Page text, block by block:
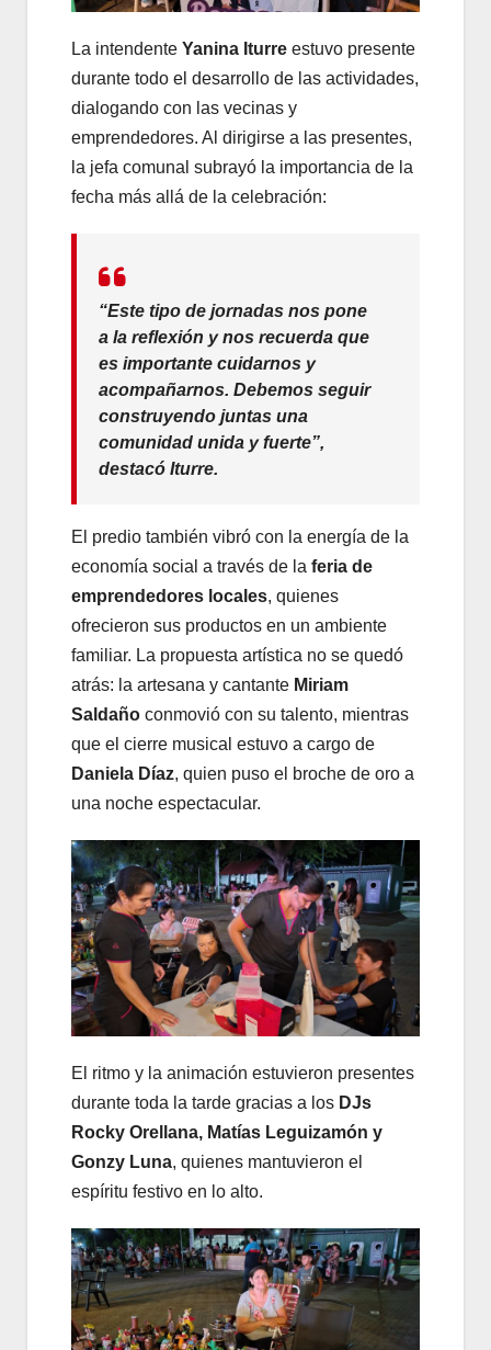
La intendente Yanina Iturre estuvo presente
durante todo el desarrollo de las actividades,
dialogando con las vecinas y
emprendedores. Al dirigirse a las presentes,
la jefa comunal subrayó la importancia de la
fecha más allá de la celebración:
“Este tipo de jornadas nos pone
a la reflexión y nos recuerda que
es importante cuidarnos y
acompañarnos. Debemos seguir
construyendo juntas una
comunidad unida y fuerte”,
destacó Iturre.
El predio también vibró con la energía de la
economía social a través de la feria de
emprendedores locales, quienes
ofrecieron sus productos en un ambiente
familiar. La propuesta artística no se quedó
atrás: la artesana y cantante Miriam
Saldaño conmovió con su talento, mientras
que el cierre musical estuvo a cargo de
Daniela Díaz, quien puso el broche de oro a
una noche espectacular.
El ritmo y la animación estuvieron presentes
durante toda la tarde gracias a los DJs
Rocky Orellana, Matías Leguizamón y
Gonzy Luna, quienes mantuvieron el
espíritu festivo en lo alto.